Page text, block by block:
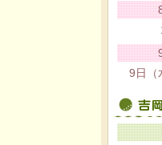
9日（